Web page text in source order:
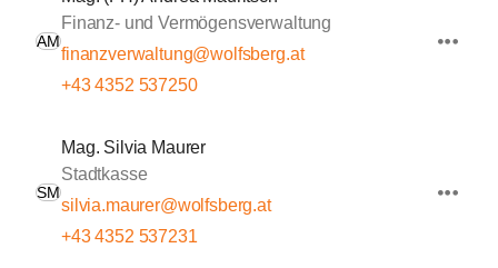
AM
Finanz- und Vermögensverwaltung
finanzverwaltung@wolfsberg.at
+43 4352 537250
SM
Mag. Silvia Maurer
Stadtkasse
silvia.maurer@wolfsberg.at
+43 4352 537231